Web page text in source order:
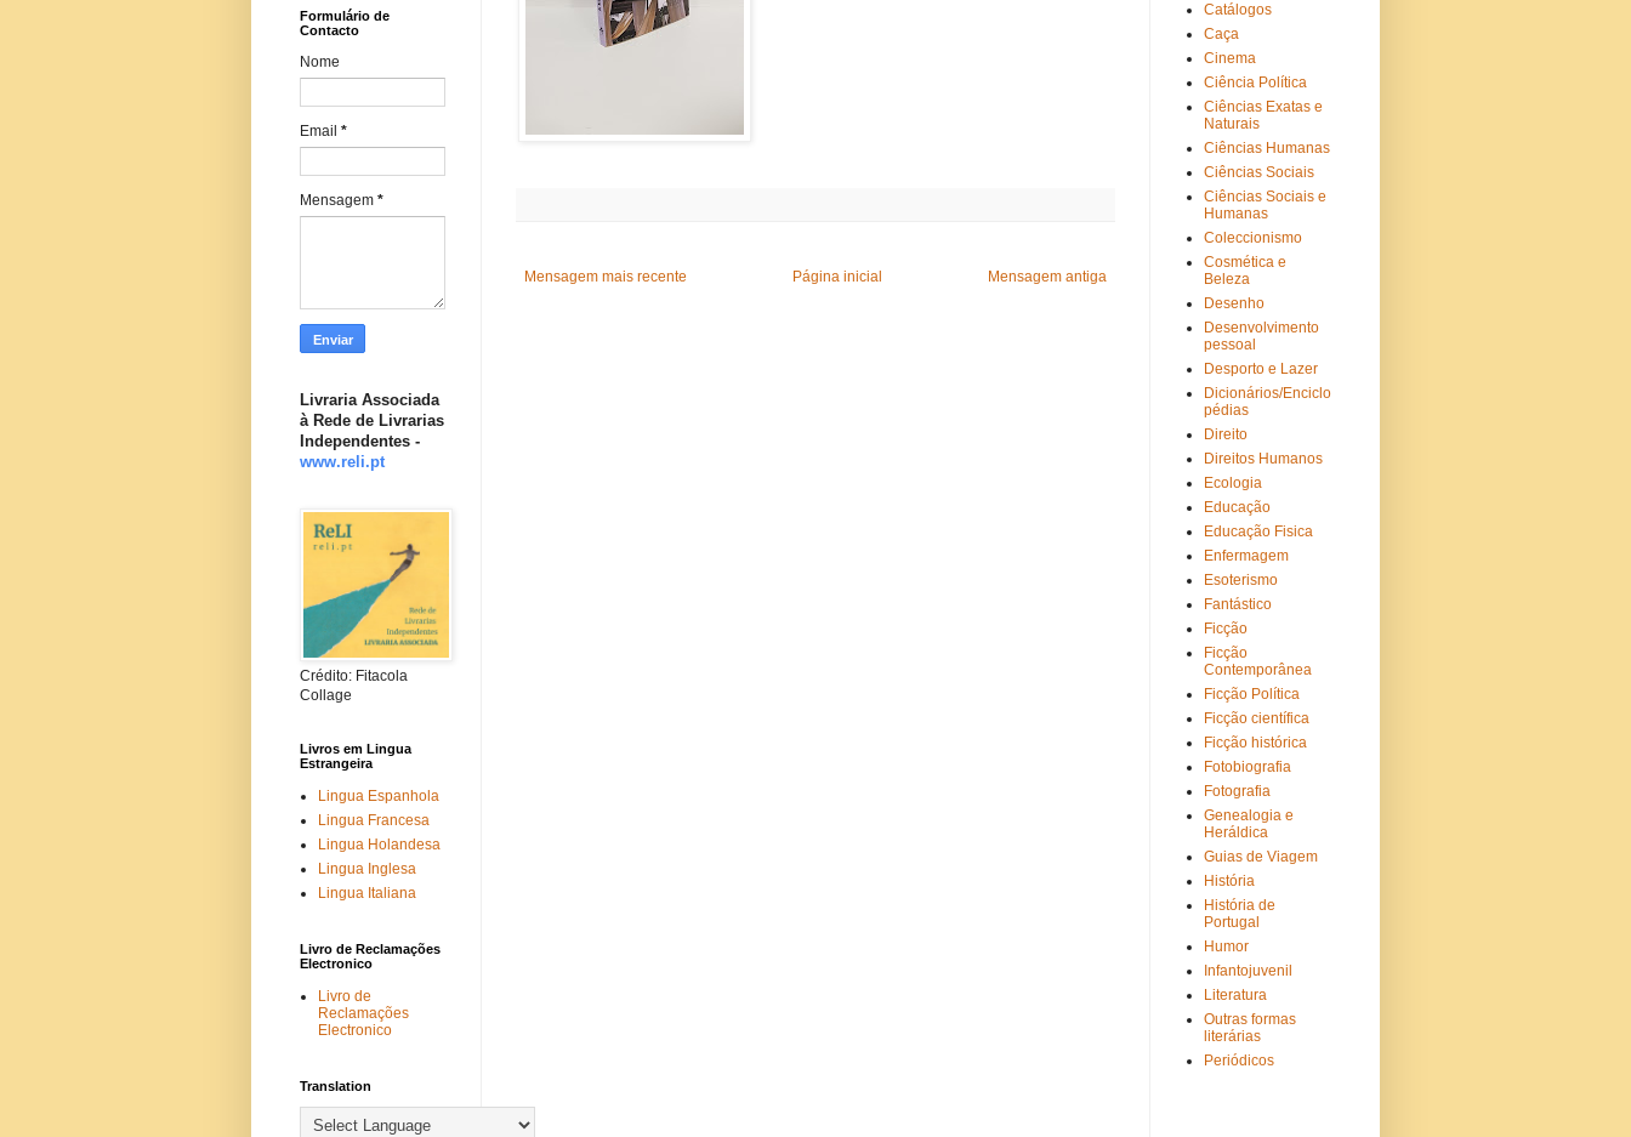
Mensagem mais recente Mensagem antiga
Página inicial
Formulário de
Contacto
Nome
Email *
Mensagem *
Livraria Associada
à Rede de Livrarias
Independentes -
www.reli.pt
Crédito: Fitacola
Collage
Livros em Lingua
Estrangeira
Lingua Espanhola
Lingua Francesa
Lingua Holandesa
Lingua Inglesa
Lingua Italiana
Livro de Reclamações
Electronico
Livro de
Reclamações
Electronico
Translation
Catálogos
Caça
Cinema
Ciência Política
Ciências Exatas e
Naturais
Ciências Humanas
Ciências Sociais
Ciências Sociais e
Humanas
Coleccionismo
Cosmética e
Beleza
Desenho
Desenvolvimento
pessoal
Desporto e Lazer
Dicionários/Enciclo
pédias
Direito
Direitos Humanos
Ecologia
Educação
Educação Fisica
Enfermagem
Esoterismo
Fantástico
Ficção
Ficção
Contemporânea
Ficção Política
Ficção científica
Ficção histórica
Fotobiografia
Fotografia
Genealogia e
Heráldica
Guias de Viagem
História
História de
Portugal
Humor
Infantojuvenil
Literatura
Outras formas
literárias
Periódicos